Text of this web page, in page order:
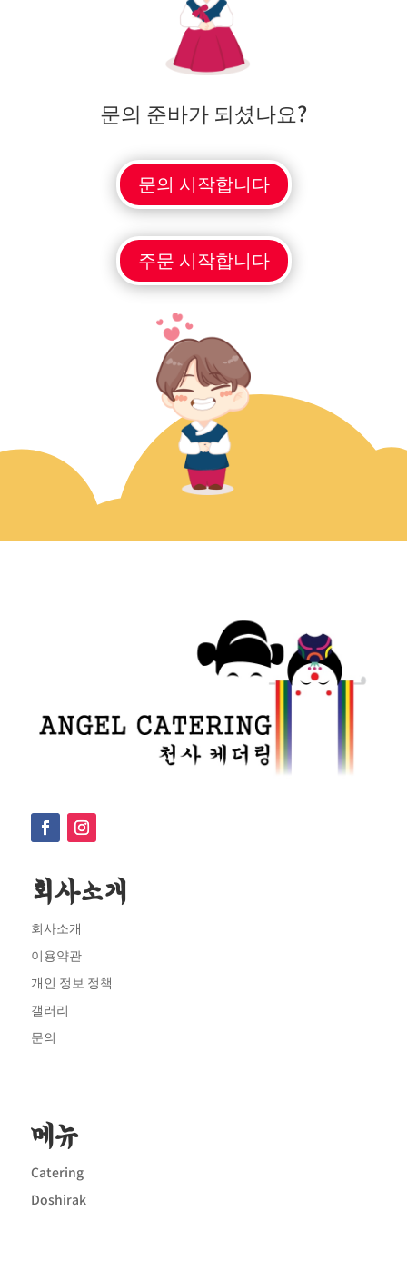
문의 준바가 되셨나요?
문의 시작합니다
주문 시작합니다
회사소개
회사소개
이용약관
개인 정보 정책
갤러리
문의
메뉴
Catering
Doshirak